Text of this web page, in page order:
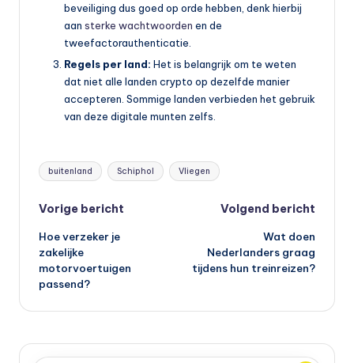
beveiliging dus goed op orde hebben, denk hierbij
aan sterke wachtwoorden en de
tweefactorauthenticatie.
Regels per land: Het is belangrijk om te weten
dat niet alle landen crypto op dezelfde manier
accepteren. Sommige landen verbieden het gebruik
van deze digitale munten zelfs.
Tags:
buitenland Schiphol Vliegen
Bericht
navigatie
Vorige bericht
Hoe verzeker je
zakelijke
motorvoertuigen
passend?
Volgend bericht
Wat doen
Nederlanders graag
tijdens hun treinreizen?